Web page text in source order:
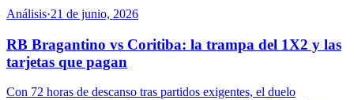
Análisis·21 de junio, 2026
RB Bragantino vs Coritiba: la trampa del 1X2 y las
tarjetas que pagan
Con 72 horas de descanso tras partidos exigentes, el duelo